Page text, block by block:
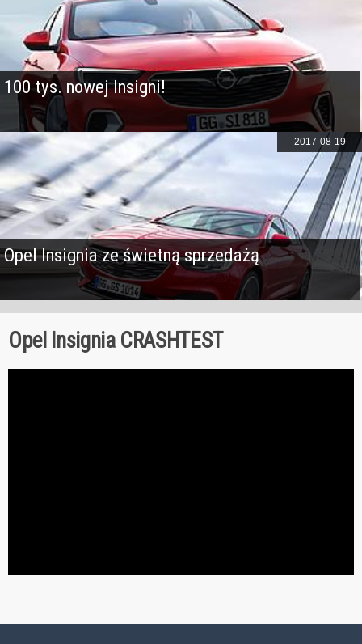
100 tys. nowej Insigni!
Opel Insignia ze świetną sprzedażą
2017-08-19
Opel Insignia CRASHTEST